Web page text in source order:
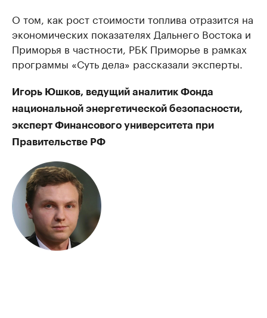
О том, как рост стоимости топлива отразится на
экономических показателях Дальнего Востока и
Приморья в частности, РБК Приморье в рамках
программы «Суть дела» рассказали эксперты.
Игорь Юшков, ведущий аналитик Фонда
национальной энергетической безопасности,
эксперт Финансового университета при
Правительстве РФ